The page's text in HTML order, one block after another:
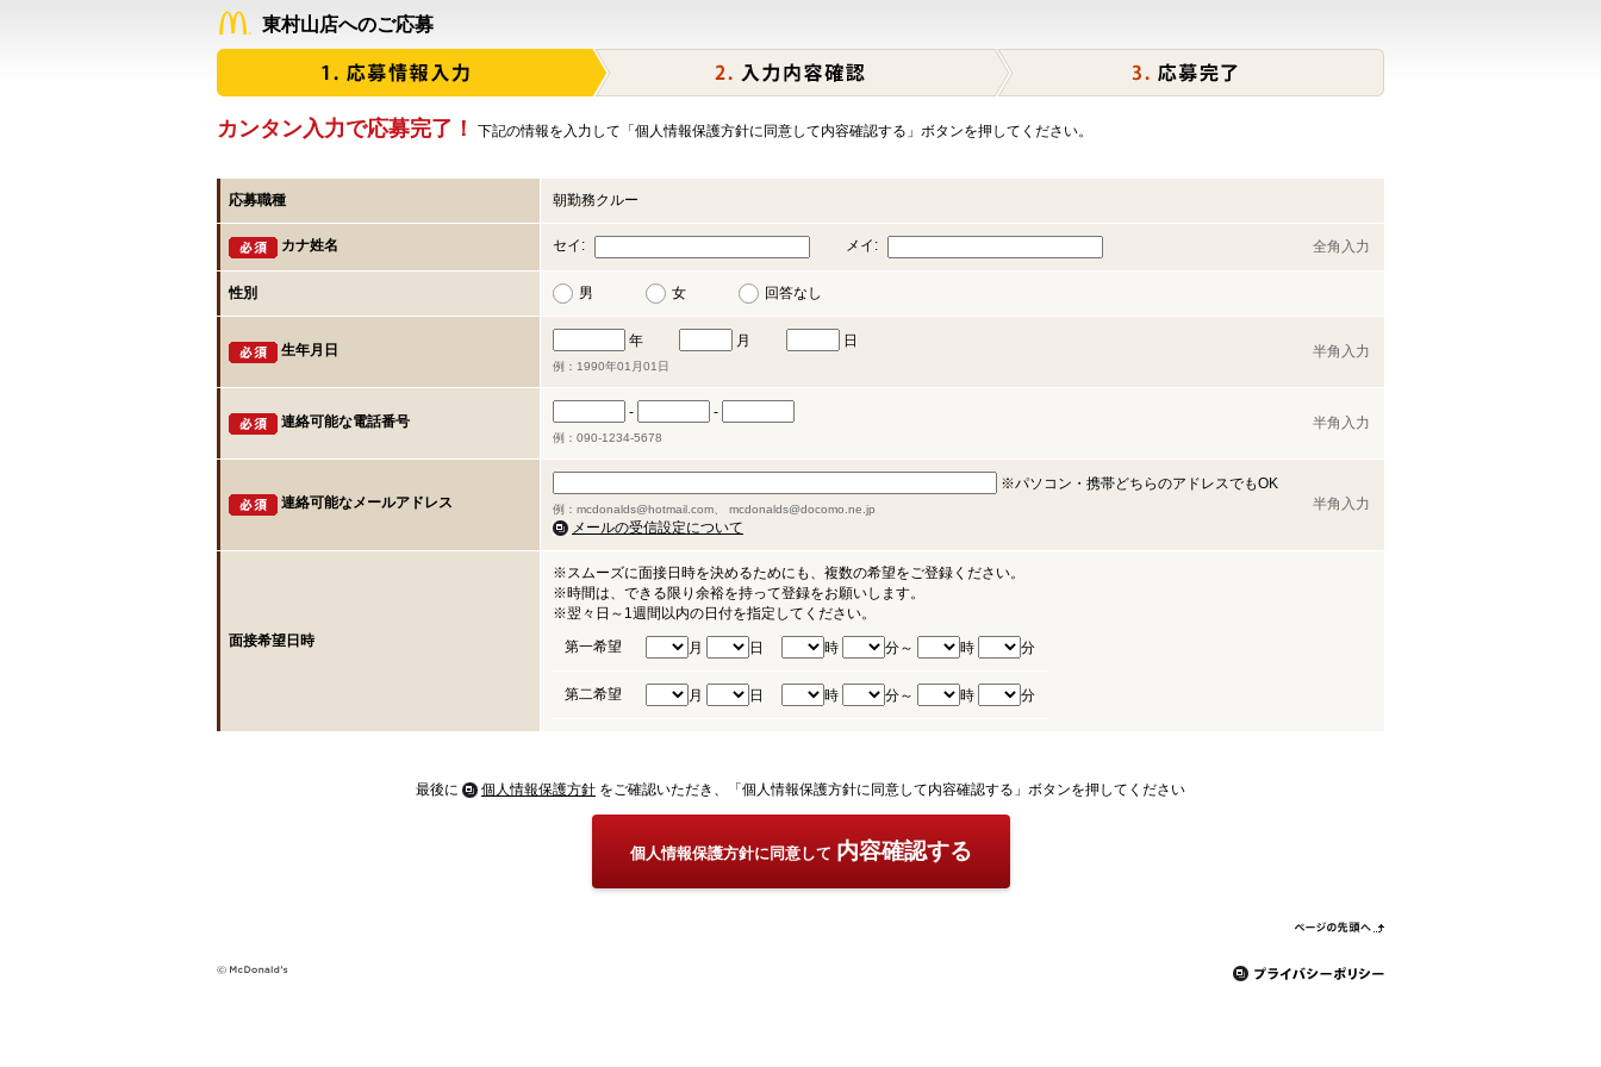
東村山店へのご応募
カンタン入力で応募完了！ 下記の情報を入力して「個人情報保護方針に同意して内容確認する」ボタンを押してください。
応募職種 朝勤務クルー
カナ姓名 セイ: メイ: 全角入力
性別 男 女 回答なし
生年月日
年 月 日
例：1990年01月01日
半角入力
連絡可能な電話番号
- -
例：090-1234-5678
半角入力
連絡可能なメールアドレス
※パソコン・携帯どちらのアドレスでもOK
例：mcdonalds@hotmail.com、 mcdonalds@docomo.ne.jp
メールの受信設定について
半角入力
面接希望日時
※スムーズに面接日時を決めるためにも、複数の希望をご登録ください。
※時間は、できる限り余裕を持って登録をお願いします。
※翌々日～1週間以内の日付を指定してください。
第一希望
月 日 時 分～ 時 分
第二希望 月 日 時 分～ 時 分
最後に 個人情報保護方針 をご確認いただき、「個人情報保護方針に同意して内容確認する」ボタンを押してください
個人情報保護方針に同意して 内容確認する